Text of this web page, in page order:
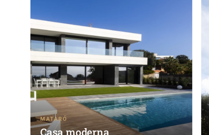
MATARÓ
Casa moderna